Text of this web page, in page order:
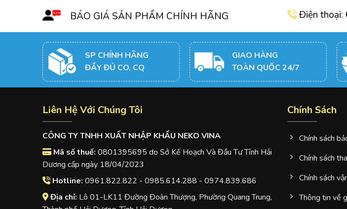
BÁO GIÁ SẢN PHẨM CHÍNH HÃNG Điện thoại:
SP CHÍNH HÃNG
ĐẦY ĐỦ CO, CQ
GIAO HÀNG
TOÀN QUỐC 24/7
Liên Hệ Với Chúng Tôi
CÔNG TY TNHH XUẤT NHẬP KHẨU NEKO VINA
Mã số thuế: 0801395695 do Sở Kế Hoạch Và Đầu Tư Tỉnh Hải
Dương cấp ngày 18/04/2023
Hotline: 0961.822.822 - 0985.614.288 - 0974.839.686
Địa chỉ: Lô 01-LK11 Đường Đoàn Thượng, Phường Quang Trung,
Chính Sách
Chính sách
Chính sách
Chính sách
Thông tin về